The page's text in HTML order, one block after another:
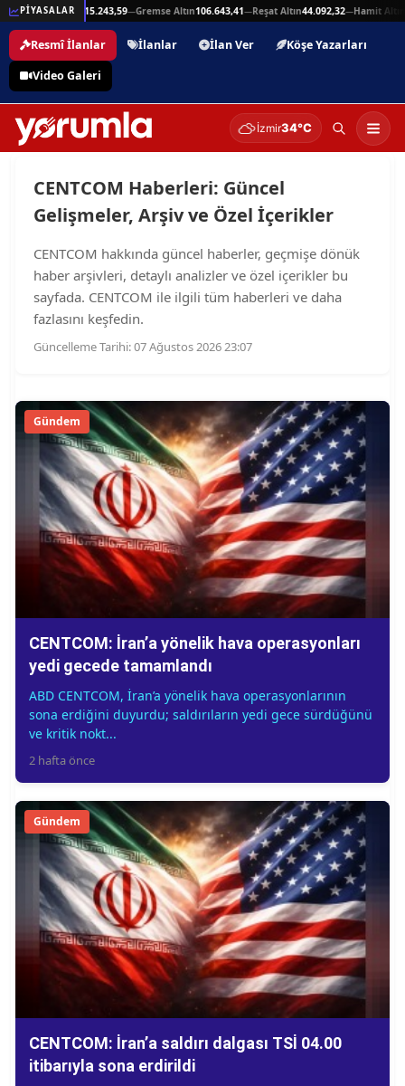
PİYASALAR
—Beşli Altın215.243,59—Gremse Altın106.643,41—Reşat Altın44.092,32—Hamit Altın
Resmî İlanlar İlanlar İlan Ver
Köşe Yazarları
Video Galeri
İzmir34°C
CENTCOM Haberleri: Güncel
Gelişmeler, Arşiv ve Özel İçerikler
CENTCOM hakkında güncel haberler, geçmişe dönük
haber arşivleri, detaylı analizler ve özel içerikler bu
sayfada. CENTCOM ile ilgili tüm haberleri ve daha
fazlasını keşfedin.
Güncelleme Tarihi: 07 Ağustos 2026 23:07
Gündem
CENTCOM: İran’a yönelik hava operasyonları
yedi gecede tamamlandı
ABD CENTCOM, İran’a yönelik hava operasyonlarının
sona erdiğini duyurdu; saldırıların yedi gece sürdüğünü
ve kritik nokt...
2 hafta önce
Gündem
CENTCOM: İran’a saldırı dalgası TSİ 04.00
itibarıyla sona erdirildi